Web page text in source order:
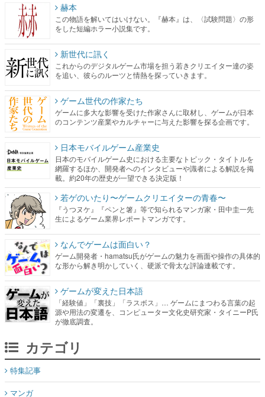
赫本
この物語を解いてはいけない。『赫本』は、〈試験問題〉の形
をした短編ホラー小説集です。
新世代に訊く
これからのデジタルゲーム市場を担う若きクリエイター達の姿
を追い、彼らのルーツと情熱を探っていきます。
ゲーム世代の作家たち
ゲームに多大な影響を受けた作家さんに取材し、ゲームが日本
のコンテンツ産業やカルチャーに与えた影響を探る企画です。
日本モバイルゲーム産業史
日本のモバイルゲーム史における主要なトピック・タイトルを
網羅するほか、開発者へのインタビューや識者による解説を掲
載。約20年の歴史が一望できる決定版！
若ゲのいたり〜ゲームクリエイターの青春〜
『うつヌケ』『ペンと箸』等で知られるマンガ家・田中圭一先
生によるゲーム業界レポートマンガです。
なんでゲームは面白い？
ゲーム開発者・hamatsu氏がゲームの魅力を画面や操作の具体的
な形から解き明かしていく、硬派で骨太な評論連載です。
ゲームが変えた日本語
「経験値」「裏技」「ラスボス」… ゲームにまつわる言葉の起
源や用法の変遷を、コンピューター文化史研究家・タイニーP氏
が徹底調査。
カテゴリ
特集記事
マンガ